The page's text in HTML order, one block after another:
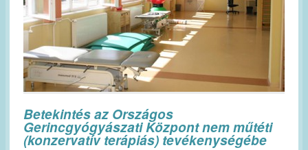
Betekintés az Országos
Gerincgyógyászati Központ nem műtéti
(konzervatív terápiás) tevékenységébe